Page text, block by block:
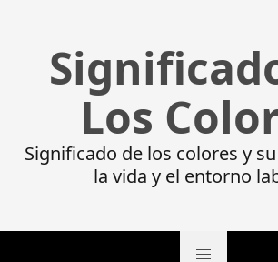
Los
Significado de los colores y
la vida y el entorno